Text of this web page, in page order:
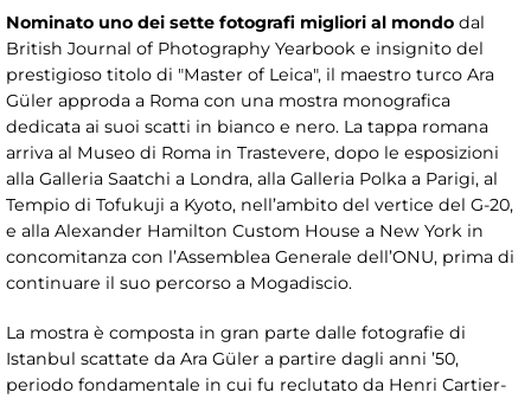
Nominato uno dei sette fotografi migliori al mondo dal
British Journal of Photography Yearbook e insignito del
prestigioso titolo di "Master of Leica", il maestro turco Ara
Güler approda a Roma con una mostra monografica
dedicata ai suoi scatti in bianco e nero. La tappa romana
arriva al Museo di Roma in Trastevere, dopo le esposizioni
alla Galleria Saatchi a Londra, alla Galleria Polka a Parigi, al
Tempio di Tofukuji a Kyoto, nell’ambito del vertice del G-20,
e alla Alexander Hamilton Custom House a New York in
concomitanza con l’Assemblea Generale dell’ONU, prima di
continuare il suo percorso a Mogadiscio.
La mostra è composta in gran parte dalle fotografie di
Istanbul scattate da Ara Güler a partire dagli anni ’50,
periodo fondamentale in cui fu reclutato da Henri Cartier-